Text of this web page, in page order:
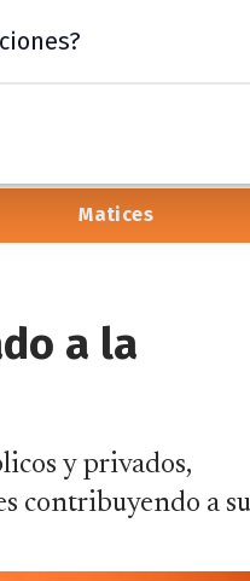
Matices
a la
y privados,
contribuyendo a su